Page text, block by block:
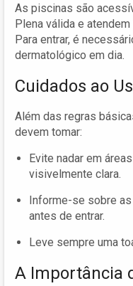
As piscinas são
Plena válida e
Para entrar, é
dermatológico em dia.
Cuidados ao
Além das regras
devem tomar:
Evite nadar em
visivelmente clara.
Informe-se sobre
antes de entrar.
Leve sempre uma
A Importância